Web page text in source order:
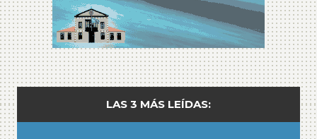
LAS 3 MÁS LEÍDAS: